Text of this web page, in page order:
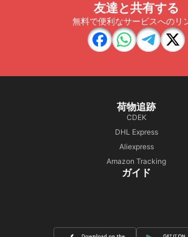
友達と共有する
無料で便利なサービスへのリ
荷物追跡
CDEK
DHL Express
Aliexpress
Amazon Tracking
ガイド